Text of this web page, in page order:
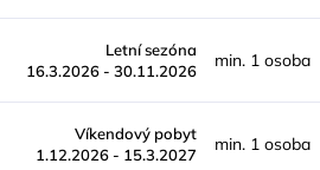
Letní sezóna
16.3.2026 - 30.11.2026
min. 1 osoba
Víkendový pobyt
1.12.2026 - 15.3.2027
min. 1 osoba